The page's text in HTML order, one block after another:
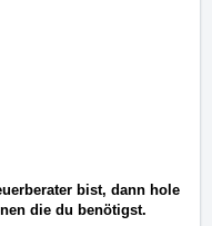
bist, dann hole
die du benötigst.